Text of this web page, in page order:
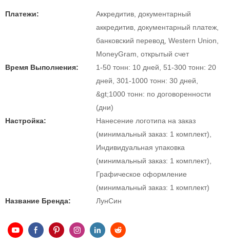
Платежи:
Аккредитив, документарный
аккредитив, документарный платеж,
банковский перевод, Western Union,
MoneyGram, открытый счет
Время Выполнения:
1-50 тонн: 10 дней, 51-300 тонн: 20
дней, 301-1000 тонн: 30 дней,
&gt;1000 тонн: по договоренности
(дни)
Настройка:
Нанесение логотипа на заказ
(минимальный заказ: 1 комплект),
Индивидуальная упаковка
(минимальный заказ: 1 комплект),
Графическое оформление
(минимальный заказ: 1 комплект)
Название Бренда:
ЛунСин